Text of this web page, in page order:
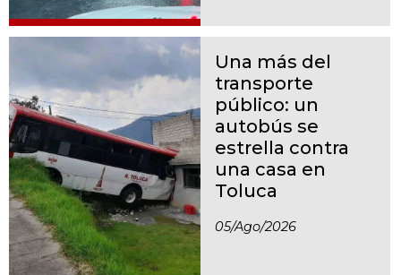
Una más del
transporte
público: un
autobús se
estrella contra
una casa en
Toluca
05/ago/2026